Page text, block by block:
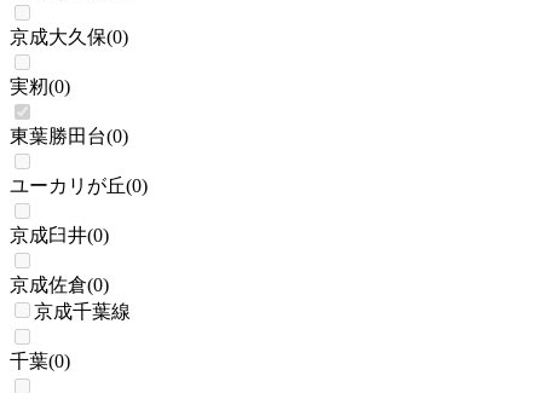
京成大久保(0)
実籾(0)
東葉勝田台(0)
ユーカリが丘(0)
京成臼井(0)
京成佐倉(0)
京成千葉線
千葉(0)